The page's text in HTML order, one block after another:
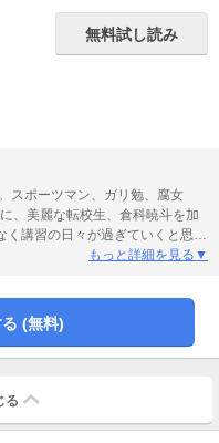
無料試し読み
スポーツマン、ガリ勉、腐女
、美麗な転校生、倉科暁斗を加
く講習の日々が過ぎていくと思わ
もっと詳細を見る▼
(無料)
る